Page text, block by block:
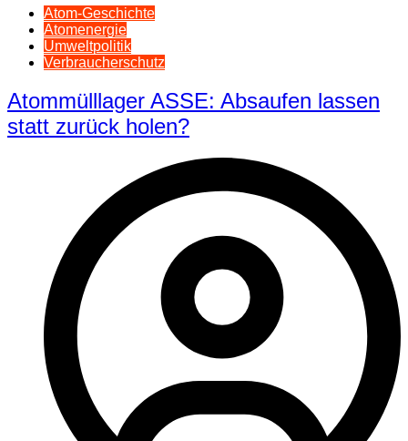
Atom-Geschichte
Atomenergie
Umweltpolitik
Verbraucherschutz
Atommülllager ASSE: Absaufen lassen
statt zurück holen?